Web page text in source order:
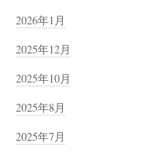
2026年1月
2025年12月
2025年10月
2025年8月
2025年7月